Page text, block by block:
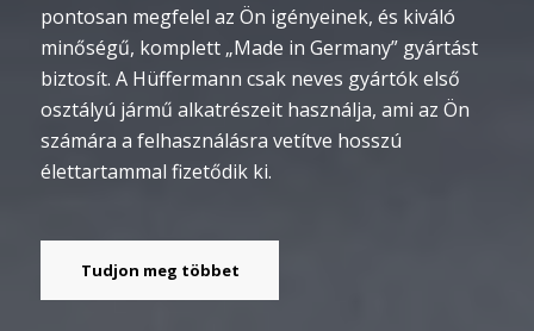
pontosan megfelel az Ön igényeinek, és kiváló
minőségű, komplett „Made in Germany” gyártást
biztosít. A Hüffermann csak neves gyártók első
osztályú jármű alkatrészeit használja, ami az Ön
számára a felhasználásra vetítve hosszú
élettartammal fizetődik ki.
Tudjon meg többet